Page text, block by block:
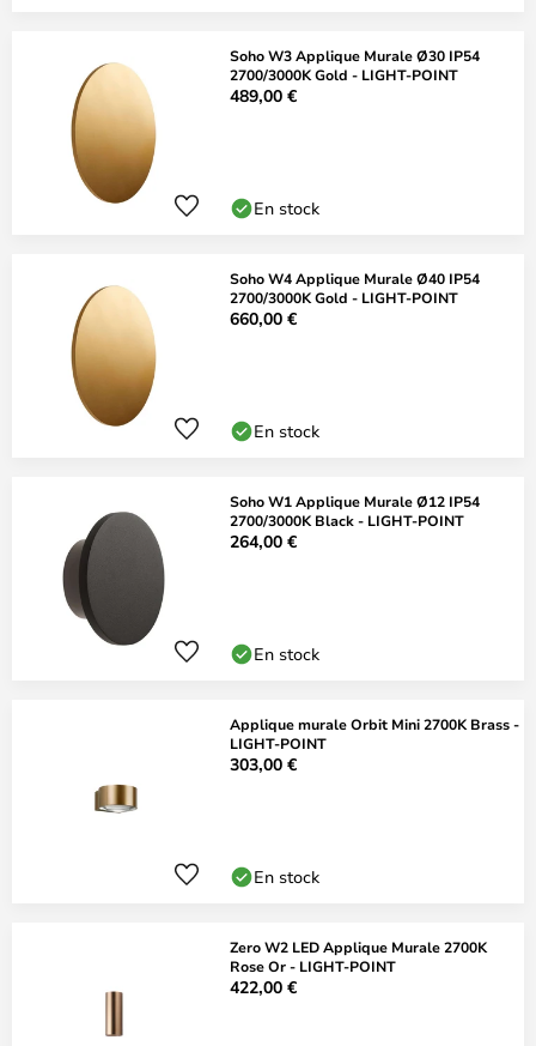
Soho W3 Applique Murale Ø30 IP54
2700/3000K Gold - LIGHT-POINT
489,00 €
En stock
Soho W4 Applique Murale Ø40 IP54
2700/3000K Gold - LIGHT-POINT
660,00 €
En stock
Soho W1 Applique Murale Ø12 IP54
2700/3000K Black - LIGHT-POINT
264,00 €
En stock
Applique murale Orbit Mini 2700K Brass -
LIGHT-POINT
303,00 €
En stock
Zero W2 LED Applique Murale 2700K
Rose Or - LIGHT-POINT
422,00 €